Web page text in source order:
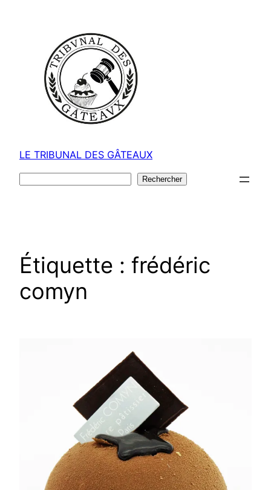
LE TRIBUNAL DES GÂTEAUX
Rechercher
Étiquette : frédéric
comyn